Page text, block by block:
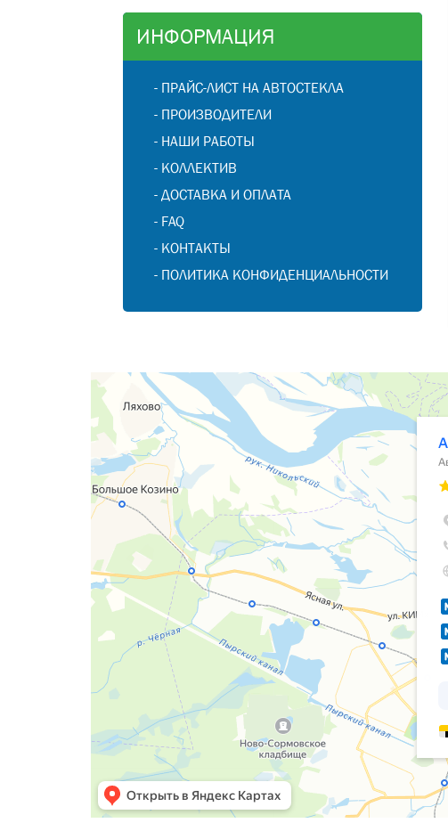
ИНФОРМАЦИЯ
- ПРАЙС-ЛИСТ НА АВТОСТЕКЛА
- ПРОИЗВОДИТЕЛИ
- НАШИ РАБОТЫ
- КОЛЛЕКТИВ
-ДОСТАВКА И ОПЛАТА
- FAQ
- КОНТАКТЫ
- ПОЛИТИКА КОНФИДЕНЦИАЛЬНОСТИ